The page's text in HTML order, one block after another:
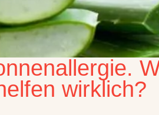
wirklich?